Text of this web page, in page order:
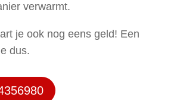
verwarmt.
je ook nog eens geld! Een
dus.